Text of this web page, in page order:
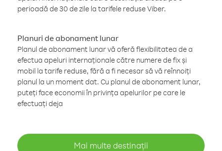
perioadă de 30 de zile la tarifele reduse Viber.
Planuri de abonament lunar
Planul de abonament lunar vă oferă flexibilitatea de a
efectua apeluri internaționale către numere de fix și
mobil la tarife reduse, fără a fi necesar să vă reînnoiți
planul la un moment dat. Cu planul de abonament lunar,
puteți face economii în privința apelurilor pe care le
efectuați deja
Mai multe destinații